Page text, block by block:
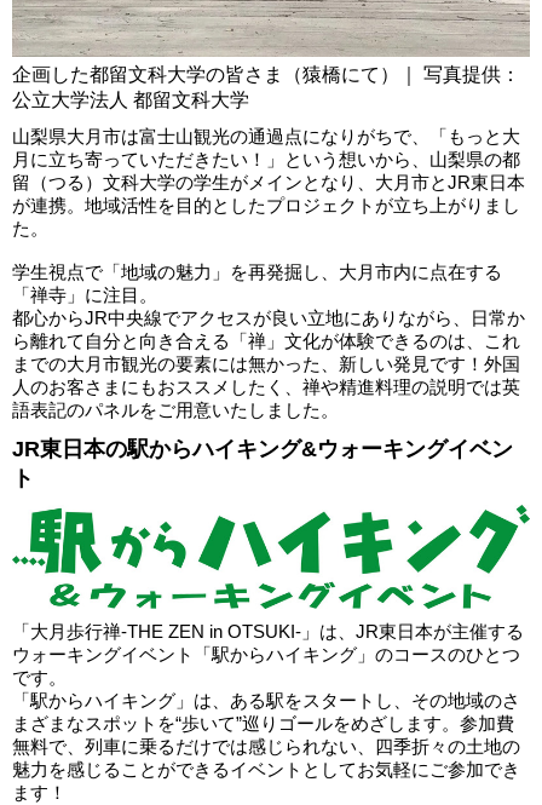
企画した都留文科大学の皆さま（猿橋にて）｜ 写真提供：
公立大学法人 都留文科大学
山梨県大月市は富士山観光の通過点になりがちで、「もっと大
月に立ち寄っていただきたい！」という想いから、山梨県の都
留（つる）文科大学の学生がメインとなり、大月市とJR東日本
が連携。地域活性を目的としたプロジェクトが立ち上がりまし
た。
学生視点で「地域の魅力」を再発掘し、大月市内に点在する
「禅寺」に注目。
都心からJR中央線でアクセスが良い立地にありながら、日常か
ら離れて自分と向き合える「禅」文化が体験できるのは、これ
までの大月市観光の要素には無かった、新しい発見です！外国
人のお客さまにもおススメしたく、禅や精進料理の説明では英
語表記のパネルをご用意いたしました。
JR東日本の駅からハイキング&ウォーキングイベン
ト
「大月歩行禅-THE ZEN in OTSUKI-」は、JR東日本が主催する
ウォーキングイベント「駅からハイキング」のコースのひとつ
です。
「駅からハイキング」は、ある駅をスタートし、その地域のさ
まざまなスポットを“歩いて”巡りゴールをめざします。参加費
無料で、列車に乗るだけでは感じられない、四季折々の土地の
魅力を感じることができるイベントとしてお気軽にご参加でき
ます！